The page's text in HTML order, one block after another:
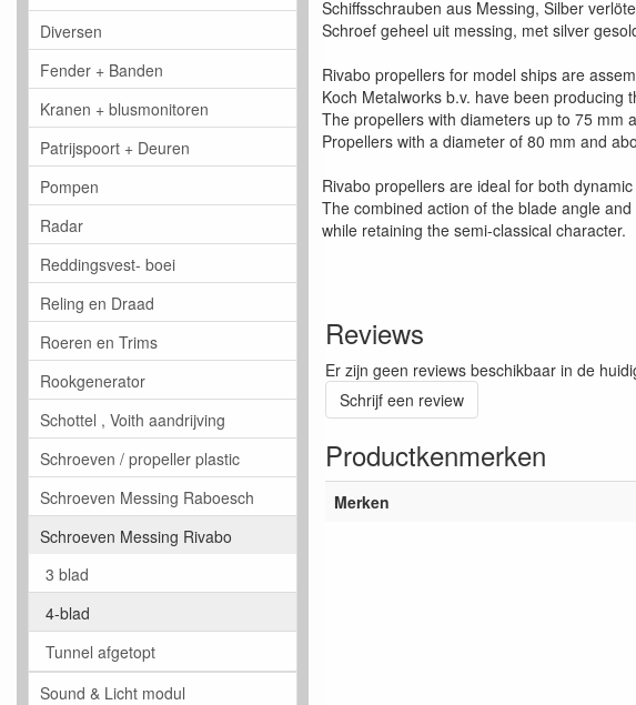
Diversen
Fender + Banden
Kranen + blusmonitoren
Patrijspoort + Deuren
Pompen
Radar
Reddingsvest- boei
Reling en Draad
Roeren en Trims
Rookgenerator
Schottel , Voith aandrijving
Schroeven / propeller plastic
Schroeven Messing Raboesch
Schroeven Messing Rivabo
3 blad
4-blad
Tunnel afgetopt
Sound & Licht modul
Schiffsschrauben aus Messing, Silber
Schroef geheel uit messing, met silver
Rivabo propellers for model ships are
Koch Metalworks b.v. have been
The propellers with diameters up to 75 mm
Propellers with a diameter of 80 mm and
Rivabo propellers are ideal for both
The combined action of the blade angle
while retaining the semi-classical character.
Reviews
Er zijn geen reviews beschikbaar in de
Schrijf een review
Productkenmerken
Merken